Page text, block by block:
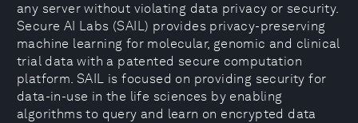
any server without violating data privacy or security.
Secure AI Labs (SAIL) provides privacy-preserving
machine learning for molecular, genomic and clinical
trial data with a patented secure computation
platform. SAIL is focused on providing security for
data-in-use in the life sciences by enabling
algorithms to query and learn on encrypted data